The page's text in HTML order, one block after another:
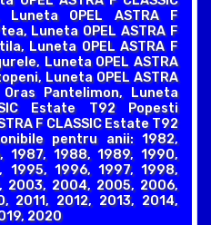
OPEL ASTRA F
Luneta OPEL ASTRA F
Luneta OPEL ASTRA F
Luneta OPEL ASTRA
Luneta OPEL ASTRA
Pantelimon, Luneta
Estate T92 Popesti
F CLASSIC Estate T92
pentru anii: 1982,
1987, 1988, 1989, 1990,
1995, 1996, 1997, 1998,
2003, 2004, 2005, 2006,
2011, 2012, 2013, 2014,
2020